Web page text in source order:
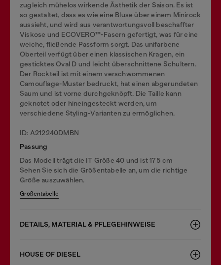
zugleich mühelos wirkende Ästhetik der Saison. Es ist
so gestaltet, dass es wie eine Bluse über einem Minirock
aussieht, und wird aus verantwortungsvoll beschaffter
Viskose und ECOVERO™-Fasern gefertigt, was für eine
weiche, fließende Passform sorgt. Das unifarbene
Oberteil verfügt über einen klassischen Kragen, ein
gesticktes Oval D und leicht überschnittene Schultern.
Der Rockteil ist mit einem verschwommenen
Camouflage-Muster bedruckt, hat einen abgerundeten
Saum und ist vorne durchgeknöpft. Die Taille kann
geknotet oder hineingesteckt werden, um
verschiedene Styling-Varianten zu ermöglichen.
ID: A212240DMBN
Passung
Das Modell trägt die IT Größe 40 und ist 175 cm
Sehen Sie sich die Größentabelle an, um die richtige
Größe auszuwählen.
Größentabelle
DETAILS, MATERIAL & PFLEGEHINWEISE
HOUSE OF DIESEL